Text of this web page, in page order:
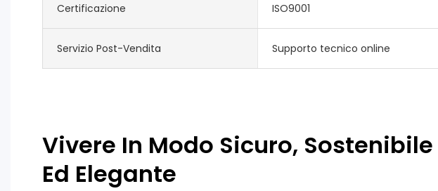
Certificazione ISO9001
Servizio Post-Vendita Supporto tecnico online
Vivere In Modo Sicuro, Sostenibile
Ed Elegante